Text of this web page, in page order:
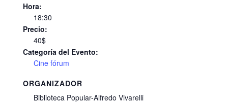
Hora:
18:30
Precio:
40$
Categoría del Evento:
Cine fórum
ORGANIZADOR
Biblioteca Popular-Alfredo Vivarelli